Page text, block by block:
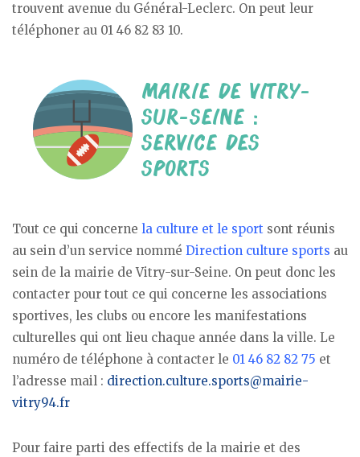
trouvent avenue du Général-Leclerc. On peut leur
téléphoner au 01 46 82 83 10.
Tout ce qui concerne la culture et le sport sont réunis
au sein d’un service nommé Direction culture sports au
sein de la mairie de Vitry-sur-Seine. On peut donc les
contacter pour tout ce qui concerne les associations
sportives, les clubs ou encore les manifestations
culturelles qui ont lieu chaque année dans la ville. Le
numéro de téléphone à contacter le 01 46 82 82 75 et
l’adresse mail : direction.culture.sports@mairie-
vitry94.fr
Pour faire parti des effectifs de la mairie et des